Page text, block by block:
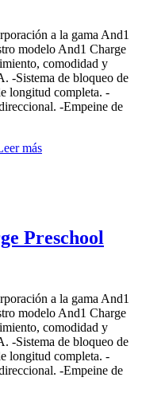
a la gama And1
modelo And1 Charge
comodidad y
-Sistema de bloqueo de
longitud completa. -
-Empeine de
más
Preschool
a la gama And1
modelo And1 Charge
comodidad y
-Sistema de bloqueo de
longitud completa. -
-Empeine de